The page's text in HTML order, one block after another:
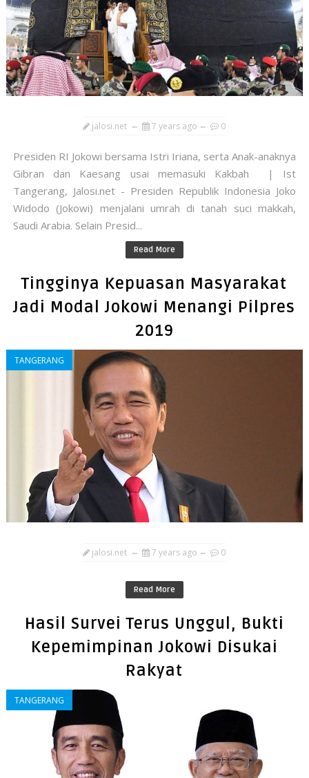
jalosi.net 7 years ago 0
Presiden RI Jokowi bersama Istri Iriana, serta Anak-anaknya
Gibran dan Kaesang usai memasuki Kakbah | Ist
Tangerang, Jalosi.net - Presiden Republik Indonesia Joko
Widodo (Jokowi) menjalani umrah di tanah suci makkah,
Saudi Arabia. Selain Presid...
Read More
Tingginya Kepuasan Masyarakat
Jadi Modal Jokowi Menangi Pilpres
2019
TANGERANG
jalosi.net 7 years ago 0
Read More
Hasil Survei Terus Unggul, Bukti
Kepemimpinan Jokowi Disukai
Rakyat
TANGERANG